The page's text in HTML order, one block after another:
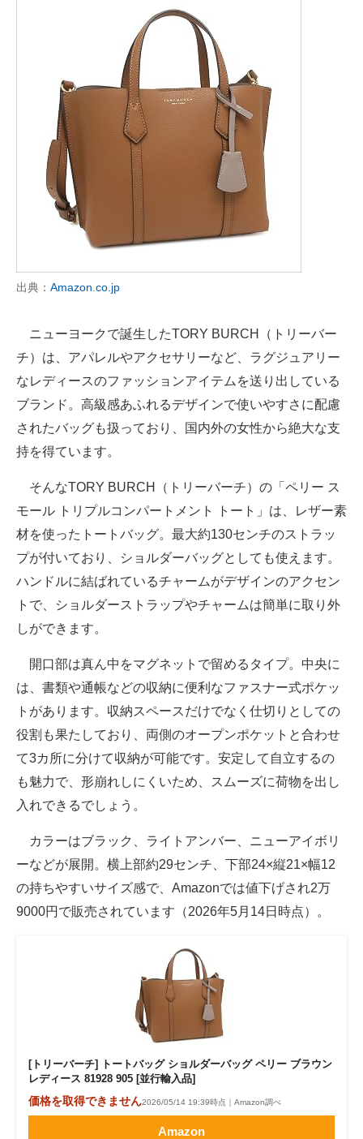
出典： Amazon.co.jp
ニューヨークで誕生したTORY BURCH（トリーバー
チ）は、アパレルやアクセサリーなど、ラグジュアリー
なレディースのファッションアイテムを送り出している
ブランド。高級感あふれるデザインで使いやすさに配慮
されたバッグも扱っており、国内外の女性から絶大な支
持を得ています。
そんなTORY BURCH（トリーバーチ）の「ペリー ス
モール トリプルコンパートメント トート」は、レザー素
材を使ったトートバッグ。最大約130センチのストラッ
プが付いており、ショルダーバッグとしても使えます。
ハンドルに結ばれているチャームがデザインのアクセン
トで、ショルダーストラップやチャームは簡単に取り外
しができます。
開口部は真ん中をマグネットで留めるタイプ。中央に
は、書類や通帳などの収納に便利なファスナー式ポケッ
トがあります。収納スペースだけでなく仕切りとしての
役割も果たしており、両側のオープンポケットと合わせ
て3カ所に分けて収納が可能です。安定して自立するの
も魅力で、形崩れしにくいため、スムーズに荷物を出し
入れできるでしょう。
カラーはブラック、ライトアンバー、ニューアイボリ
ーなどが展開。横上部約29センチ、下部24×縦21×幅12
の持ちやすいサイズ感で、Amazonでは値下げされ2万
9000円で販売されています（2026年5月14日時点）。
[トリーバーチ] トートバッグ ショルダーバッグ ペリー ブラウン
レディース 81928 905 [並行輸入品]
価格を取得できません2026/05/14 19:39時点｜Amazon調べ
Amazon